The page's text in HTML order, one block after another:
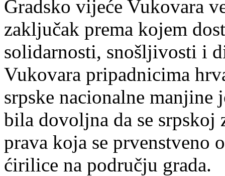
Gradsko vijeće Vukovara
zaključak prema kojem
solidarnosti, snošljivosti i
Vukovara pripadnicima
srpske nacionalne
bila dovoljna da se
prava koja se prvenstveno
ćirilice na području grada.